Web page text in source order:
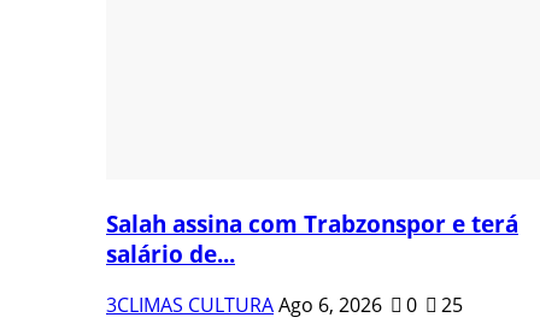
Salah assina com Trabzonspor e terá
salário de...
3CLIMAS CULTURAAgo 6, 2026 0 25